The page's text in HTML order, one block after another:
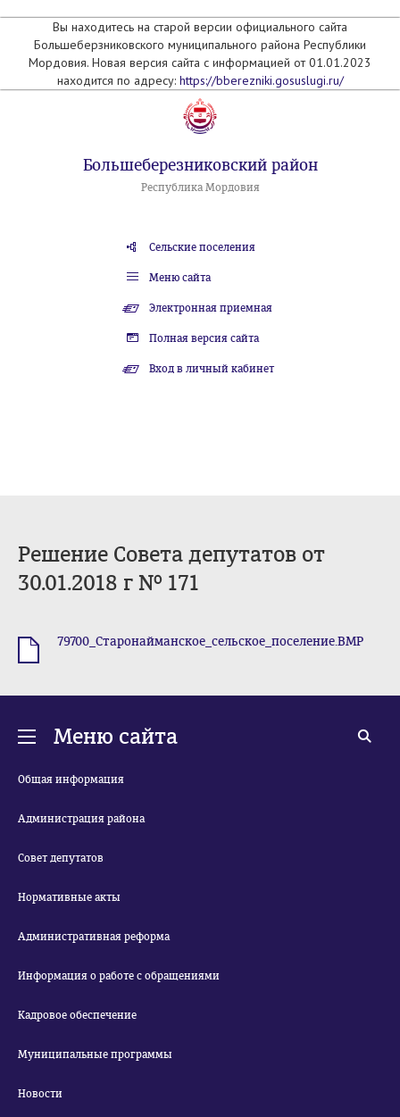
Вы находитесь на старой версии официального сайта
Большеберзниковского муниципального района Республики
Мордовия. Новая версия сайта с информацией от 01.01.2023
находится по адресу: https://bberezniki.gosuslugi.ru/
Большеберезниковский район
Республика Мордовия
Сельские поселения
Меню сайта
Электронная приемная
Полная версия сайта
Вход в личный кабинет
Решение Совета депутатов от
30.01.2018 г № 171
79700_Старонайманское_сельское_поселение.BMP
Меню сайта
Общая информация
Администрация района
Совет депутатов
Нормативные акты
Административная реформа
Информация о работе с обращениями
Кадровое обеспечение
Муниципальные программы
Новости